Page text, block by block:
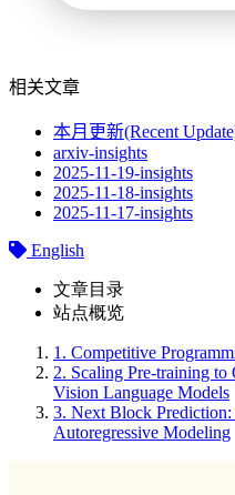
相关文章
本月更新(Recent
arxiv-insights
2025-11-19-insights
2025-11-18-insights
2025-11-17-insights
English
文章目录
站点概览
1. Competitive
2. Scaling Pre-training
Vision Language Models
3. Next Block
Autoregressive Modeling